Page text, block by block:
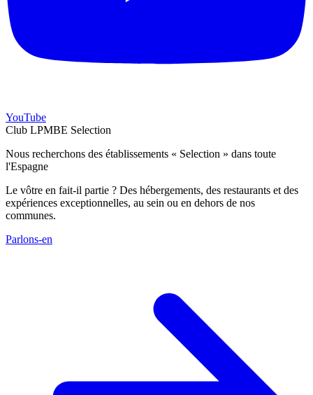
YouTube
Club LPMBE Selection
Nous recherchons des établissements « Selection » dans toute
l'Espagne
Le vôtre en fait-il partie ? Des hébergements, des restaurants et des
expériences exceptionnelles, au sein ou en dehors de nos
communes.
Parlons-en